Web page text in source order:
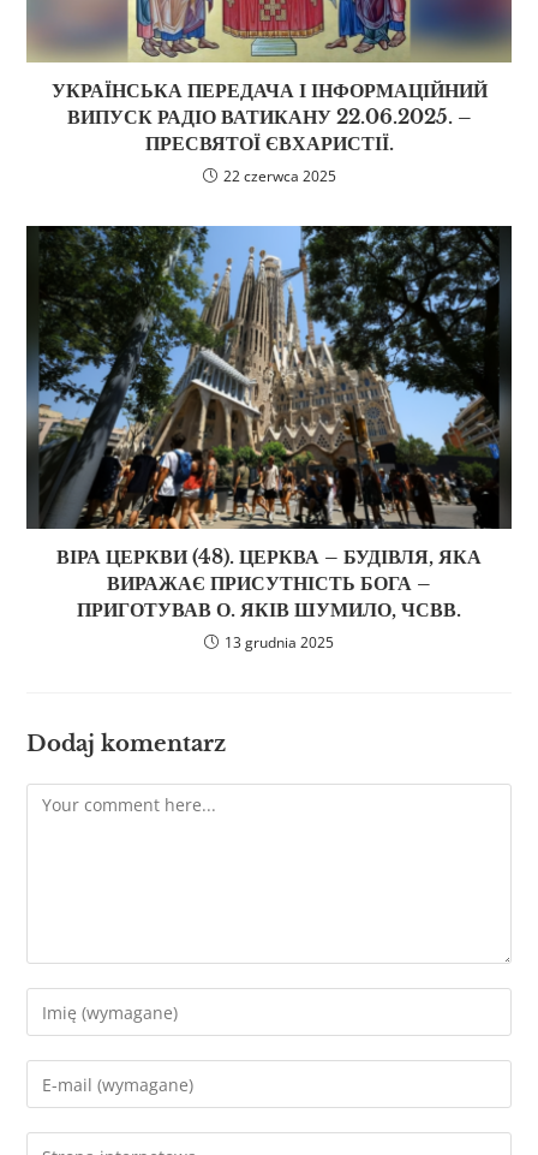
УКРАЇНСЬКА ПЕРЕДАЧА І ІНФОРМАЦІЙНИЙ
ВИПУСК РАДІО ВАТИКАНУ 22.06.2025. –
ПРЕСВЯТОЇ ЄВХАРИСТІЇ.
22 czerwca 2025
ВІРА ЦЕРКВИ (48). ЦЕРКВА – БУДІВЛЯ, ЯКА
ВИРАЖАЄ ПРИСУТНІСТЬ БОГА –
ПРИГОТУВАВ О. ЯКІВ ШУМИЛО, ЧСВВ.
13 grudnia 2025
Dodaj komentarz